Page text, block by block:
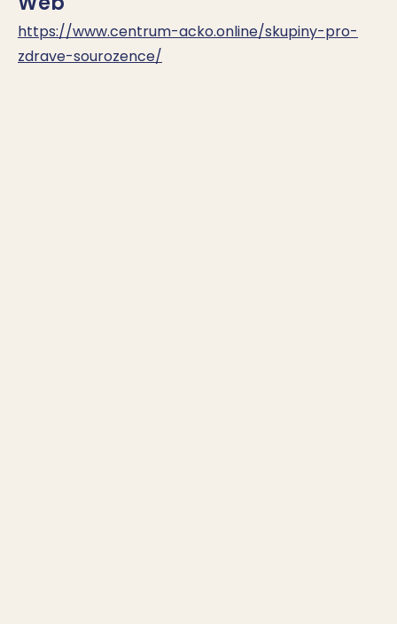
https://www.centrum-acko.online/skupiny-pro-
zdrave-sourozence/